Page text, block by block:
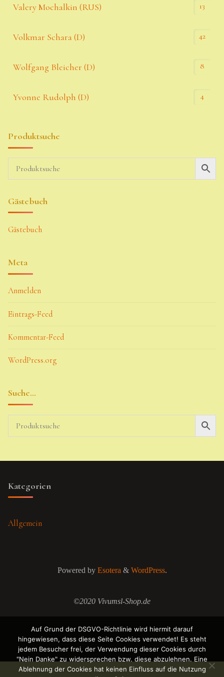
Valery Mochalkin (RUS) 13
Volkmar Schara (D) 42
Wolfgang Bleicher (D) 8
Yvonne Rudolph (D) 4
Produktsuche
Gästebuch
Gästebuch
Meta
Anmelden
Eintrags-Feed
Kommentar-Feed
WordPress.org
Suche…
Kategorien
Allgemein
Powered byEsotera& WordPress.
©2020 Vivumsl-Shop.de
Auf Grund der DSGVO-Richtlinie wird hiermit darauf
hingewiesen, dass diese Seite Cookies verwendet! Es steht
jedem Besucher frei, der Verwendung dieser Cookies durch
"Nein Danke" zu widersprechen bzw. diese abzulehnen. Eine
Ablehnung der Cookies hat keinen Einfluss auf die Nutzung